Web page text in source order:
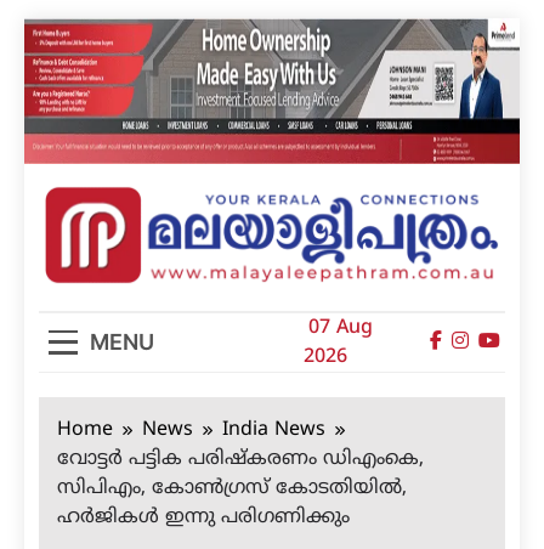
Skip
to
content
മലയാളിപത്രം
MENU
07 Aug
2026
Home News
India News
വോട്ടര്‍ പട്ടിക പരിഷ്‌കരണം ഡിഎംകെ,
സിപിഎം, കോണ്‍ഗ്രസ് കോടതിയില്‍,
ഹര്‍ജികള്‍ ഇന്നു പരിഗണിക്കും